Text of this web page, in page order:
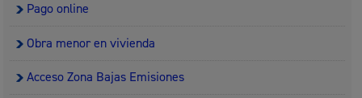
Pago online
Obra menor en vivienda
Acceso Zona Bajas Emisiones